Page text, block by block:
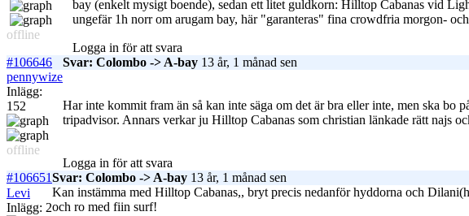
offline
bay (enkelt mysigt boende), sedan ett litet guldkorn: Hilltop Cabanas vid
ungefär 1h norr om arugam bay, här "garanteras" fina crowdfria morgon-
Logga in för att svara
#106646
Svar: Colombo -> A-bay 13 år, 1 månad sen
pennywize
Inlägg:
152
offline
Har inte kommit fram än så kan inte säga om det är bra eller inte, men ska bo
tripadvisor. Annars verkar ju Hilltop Cabanas som christian länkade rätt najs
Logga in för att svara
#106651Svar: Colombo -> A-bay 13 år, 1 månad sen
Levi
Inlägg: 2
Kan instämma med Hilltop Cabanas,, bryt precis nedanför hyddorna och
och ro med fiin surf!